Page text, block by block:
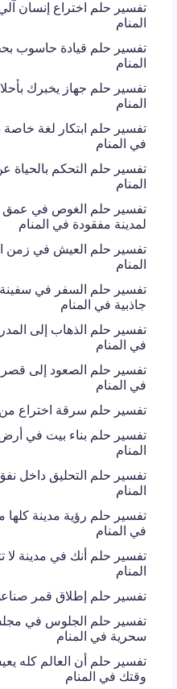
تفسير حلم اختراع إنسان
المنام
تفسير حلم قيادة حاسوب
المنام
تفسير حلم جهاز يخبرك
المنام
تفسير حلم ابتكار لغة خاصة
في المنام
تفسير حلم التحكم
المنام
تفسير حلم الغوص في عمق
لمدينة مفقودة في المنام
تفسير حلم العيش في زمن
المنام
تفسير حلم السفر في سفينة
جاذبية في المنام
تفسير حلم الذهاب إلى
في المنام
تفسير حلم الصعود إلى
في المنام
تفسير حلم سرقة اختراع
تفسير حلم بناء بيت في
المنام
تفسير حلم التحليق داخل
المنام
تفسير حلم رؤية مدينة كلها
في المنام
تفسير حلم أنك في مدينة لا
المنام
تفسير حلم إطلاق قمر
تفسير حلم الجلوس في
سحرية في المنام
تفسير حلم أن العالم كله
وقتك في المنام